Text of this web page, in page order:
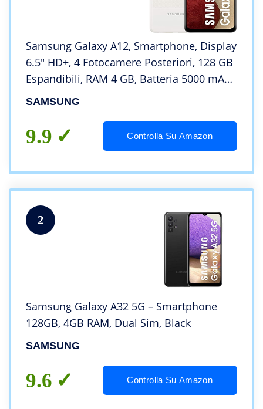
Samsung Galaxy A12, Smartphone, Display
6.5″ HD+, 4 Fotocamere Posteriori, 128 GB
Espandibili, RAM 4 GB, Batteria 5000 mAh,
4G, Dual Sim, Android 10, 205 g, Ricarica
SAMSUNG
9.9 Controlla Su Amazon
2
Samsung Galaxy A32 5G – Smartphone
128GB, 4GB RAM, Dual Sim, Black
SAMSUNG
9.6 Controlla Su Amazon